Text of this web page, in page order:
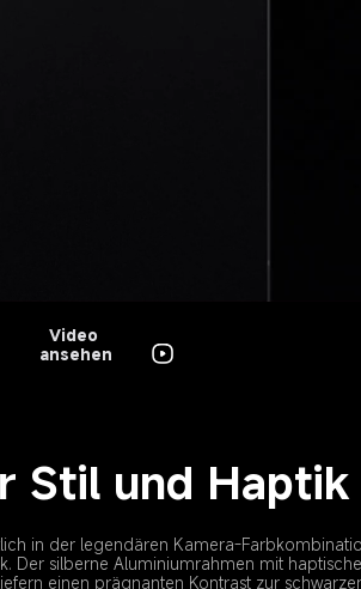
Video
ansehen
Stil und Haptik
in der legendären Kamera-
Der silberne Aluminiumrahmen mit
einen prägnanten Kontrast zur